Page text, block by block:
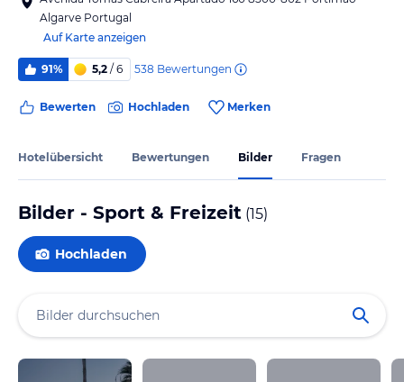
Algarve Portugal
Auf Karte anzeigen
91% 5,2 / 6 538 Bewertungen
Bewerten Hochladen Merken
Hotelübersicht Bewertungen Bilder Fragen
Bilder - Sport & Freizeit (15)
Hochladen